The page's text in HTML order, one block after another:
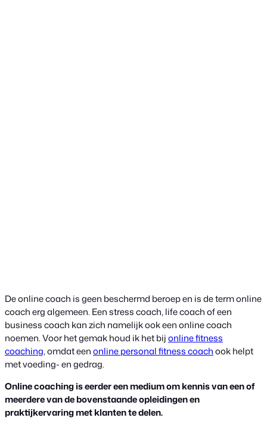
De online coach is geen beschermd beroep en is de term online
coach erg algemeen. Een stress coach, life coach of een
business coach kan zich namelijk ook een online coach
noemen. Voor het gemak houd ik het bijonline fitness
coaching, omdat eenonline personal fitness coachook helpt
met voeding- en gedrag.
Online coaching is eerder een medium om kennis van een of
meerdere van de bovenstaande opleidingen en
praktijkervaring met klanten te delen.